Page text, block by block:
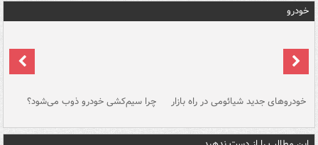
خودرو
خودروهای جدید شیائومی در راه بازار چرا سیم‌کشی خودرو ذوب می‌شود؟